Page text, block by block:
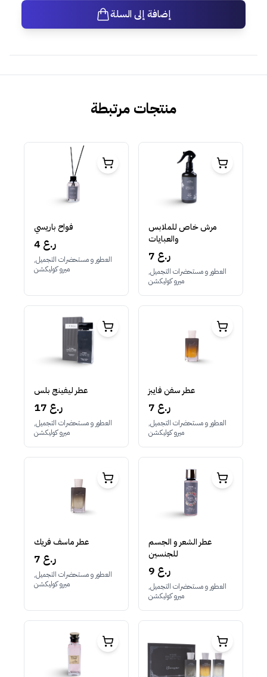
إضافة إلى السلة
منتجات مرتبطة
فواح باريسي
4 ر.ع
العطور و مستحضرات التجميل,
ميرو كوليكشن
مرش خاص للملابس
والعبايات
7 ر.ع
العطور و مستحضرات التجميل,
ميرو كوليكشن
عطر ليفينج بلس
17 ر.ع
العطور و مستحضرات التجميل,
ميرو كوليكشن
عطر سفن فايبز
7 ر.ع
العطور و مستحضرات التجميل,
ميرو كوليكشن
عطر ماسف فريك
7 ر.ع
العطور و مستحضرات التجميل,
ميرو كوليكشن
عطر الشعر و الجسم
للجنسين
9 ر.ع
العطور و مستحضرات التجميل,
ميرو كوليكشن